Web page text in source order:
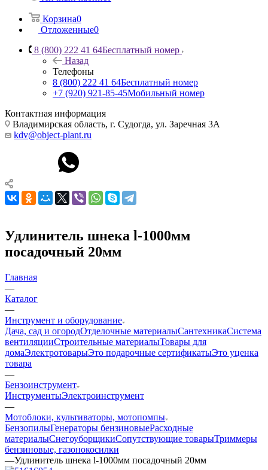
Корзина0
Отложенные0
8 (800) 222 41 64Бесплатный номер
Назад
Телефоны
8 (800) 222 41 64Бесплатный номер
+7 (920) 921-85-45Мобильный номер
Контактная информация
Владимирская область, г. Судогда, ул. Заречная 3А
kdv@object-plant.ru
Удлинитель шнека l-1000мм
посадочный 20мм
Главная
—
Каталог
—
Инструмент и оборудование
Дача, сад и огородОтделочные материалыСантехникаСистема
вентиляцииСтроительные материалыТовары для
домаЭлектротоварыЭто подарочные сертификатыЭто уценка
товара
—
Бензоинструмент
ИнструментыЭлектроинструмент
—
Мотоблоки, культиваторы, мотопомпы
БензопилыГенераторы бензиновыеРасходные
материалыСнегоуборщикиСопутствующие товарыТриммеры
бензиновые, газонокосилки
—Удлинитель шнека l-1000мм посадочный 20мм